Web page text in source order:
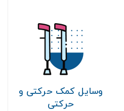
وسایل کمک حرکتی و
حرکتی